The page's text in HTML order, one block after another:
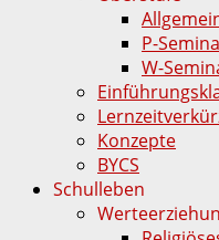
P-
W-
Konzepte
BYCS
Schulleben